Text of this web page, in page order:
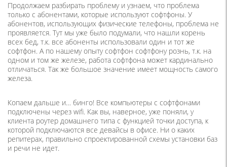
Продолжаем разбирать проблему и узнаем, что проблема
только с абонентами, которые используют софтфоны. У
абонентов, использующих физические телефоны, проблема не
проявляется. Тут мы уже было подумали, что нашли корень
всех бед, т.к. все абоненты использовали один и тот же
софтфон. А по нашему опыту софтфон софтфону рознь, т.к. на
одном и том же железе, работа софтфона может кардинально
отличаться. Так же большое значение имеет мощность самого
железа.
Копаем дальше и… бинго! Все компьютеры с софтфонами
подключены через wifi. Как вы, наверное, уже поняли, у
клиента роутер домашнего типа с функцией точки доступа, к
которой подключаются все девайсы в офисе. Ни о каких
репитерах, правильно спроектированной схемы установки баз
и речи не идет.